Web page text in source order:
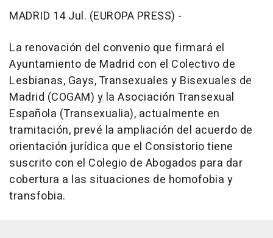
MADRID 14 Jul. (EUROPA PRESS) -
La renovación del convenio que firmará el
Ayuntamiento de Madrid con el Colectivo de
Lesbianas, Gays, Transexuales y Bisexuales de
Madrid (COGAM) y la Asociación Transexual
Española (Transexualia), actualmente en
tramitación, prevé la ampliación del acuerdo de
orientación jurídica que el Consistorio tiene
suscrito con el Colegio de Abogados para dar
cobertura a las situaciones de homofobia y
transfobia.